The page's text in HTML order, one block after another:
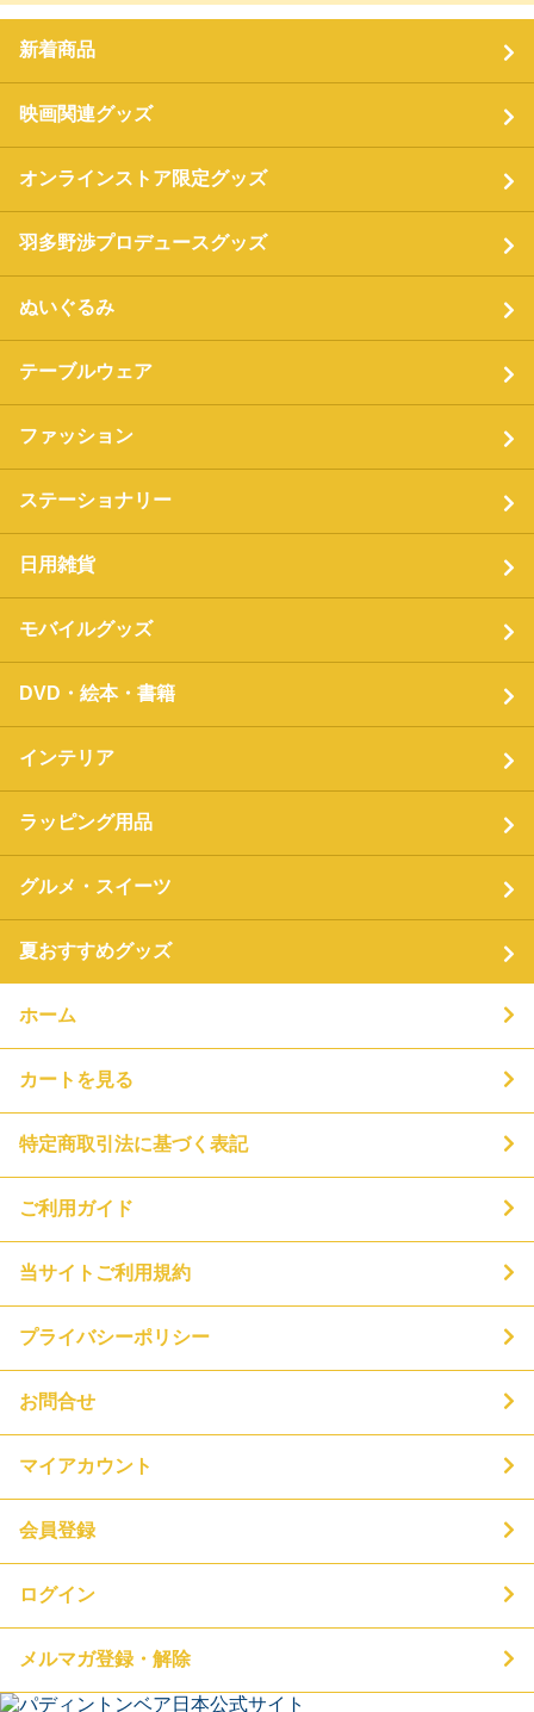
新着商品
映画関連グッズ
オンラインストア限定グッズ
羽多野渉プロデュースグッズ
ぬいぐるみ
テーブルウェア
ファッション
ステーショナリー
日用雑貨
モバイルグッズ
DVD・絵本・書籍
インテリア
ラッピング用品
グルメ・スイーツ
夏おすすめグッズ
ホーム
カートを見る
特定商取引法に基づく表記
ご利用ガイド
当サイトご利用規約
プライバシーポリシー
お問合せ
マイアカウント
会員登録
ログイン
メルマガ登録・解除